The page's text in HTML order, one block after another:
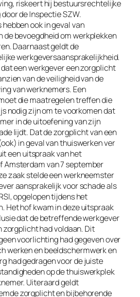
riskeert hij bestuursrechtelijke
de Inspectie SZW.
ook in geval van
de bevoegdheid om werkplekken
Daarnaast geldt de
werkgeversaansprakelijkheid.
een werkgever een zorgplicht
van de veiligheid van de
van werknemers. Een
die maatregelen treffen die
nodig zijn om te voorkomen dat
in de uitoefening van zijn
lijdt. Dat de zorgplicht van een
in geval van thuiswerken ver
een uitspraak van het
Amsterdam van 7 september
zaak stelde een werkneemster
aansprakelijk voor schade als
opgelopen tijdens het
Het hof kwam in deze uitspraak
dat de betreffende werkgever
zorgplicht had voldaan. Dit
voorlichting had gegeven over
werken en beeldschermwerk en
had gedragen voor de juiste
op de thuiswerkplek
Uiteraard geldt
zorgplicht en bijbehorende